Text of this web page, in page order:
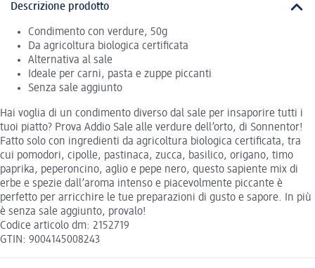
Descrizione prodotto
Condimento con verdure, 50g
Da agricoltura biologica certificata
Alternativa al sale
Ideale per carni, pasta e zuppe piccanti
Senza sale aggiunto
Hai voglia di un condimento diverso dal sale per insaporire tutti i
tuoi piatto? Prova Addio Sale alle verdure dell’orto, di Sonnentor!
Fatto solo con ingredienti da agricoltura biologica certificata, tra
cui pomodori, cipolle, pastinaca, zucca, basilico, origano, timo
paprika, peperoncino, aglio e pepe nero, questo sapiente mix di
erbe e spezie dall’aroma intenso e piacevolmente piccante è
perfetto per arricchire le tue preparazioni di gusto e sapore. In più
è senza sale aggiunto, provalo!
Codice articolo dm: 2152719
GTIN: 9004145008243